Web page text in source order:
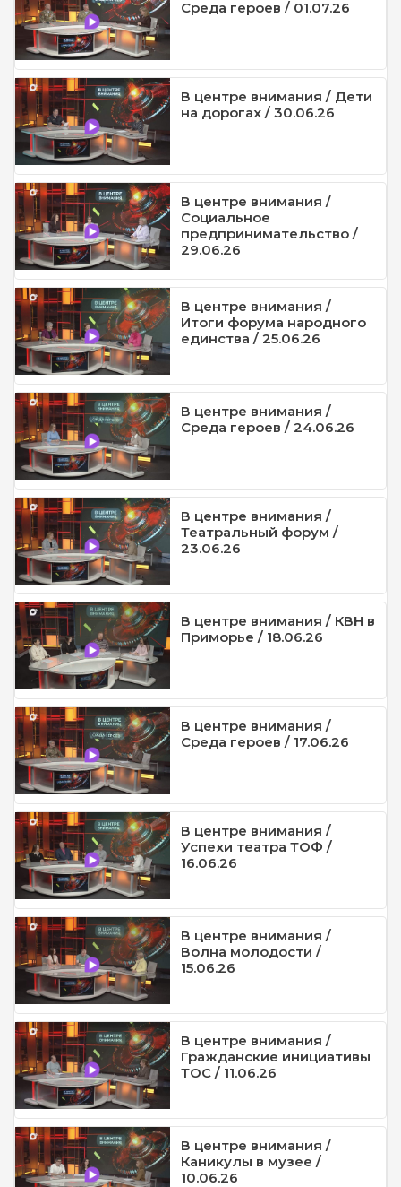
Среда героев / 01.07.26
В центре внимания / Дети
на дорогах / 30.06.26
В центре внимания /
Социальное
предпринимательство /
29.06.26
В центре внимания /
Итоги форума народного
единства / 25.06.26
В центре внимания /
Среда героев / 24.06.26
В центре внимания /
Театральный форум /
23.06.26
В центре внимания / КВН в
Приморье / 18.06.26
В центре внимания /
Среда героев / 17.06.26
В центре внимания /
Успехи театра ТОФ /
16.06.26
В центре внимания /
Волна молодости /
15.06.26
В центре внимания /
Гражданские инициативы
ТОС / 11.06.26
В центре внимания /
Каникулы в музее /
10.06.26